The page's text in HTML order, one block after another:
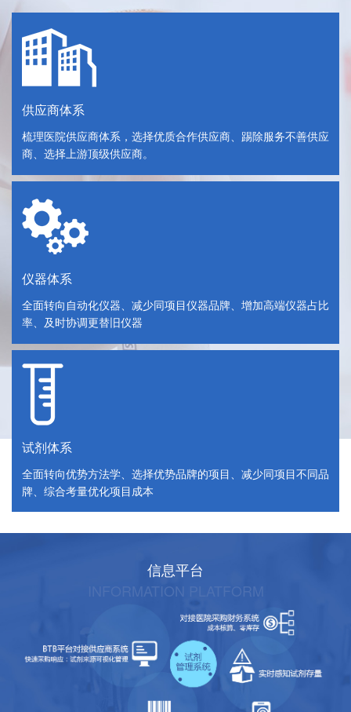
供应商体系
梳理医院供应商体系，选择优质合作供应商、踢除服务不善供应
商、选择上游顶级供应商。
仪器体系
全面转向自动化仪器、减少同项目仪器品牌、增加高端仪器占比
率、及时协调更替旧仪器
试剂体系
全面转向优势方法学、选择优势品牌的项目、减少同项目不同品
牌、综合考量优化项目成本
信息平台
INFORMATION PLATFORM